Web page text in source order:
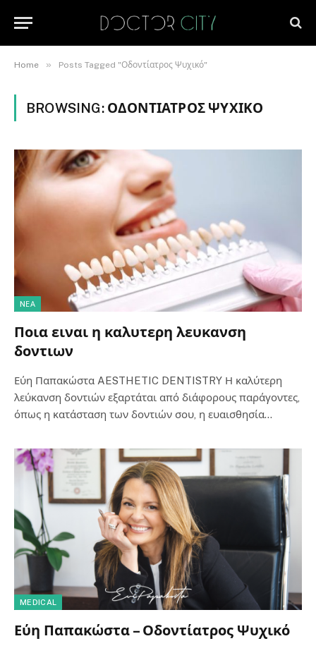
Home » Posts Tagged "Οδοντίατρος Ψυχικό"
BROWSING: ΟΔΟΝΤΊΑΤΡΟΣ ΨΥΧΙΚΌ
NΈΑ
Ποια ειναι η καλυτερη λευκανση
δοντιων
Εύη Παπακώστα AESTHETIC DENTISTRY Η καλύτερη
λεύκανση δοντιών εξαρτάται από διάφορους παράγοντες,
όπως η κατάσταση των δοντιών σου, η ευαισθησία…
MEDICAL
Εύη Παπακώστα – Οδοντίατρος Ψυχικό